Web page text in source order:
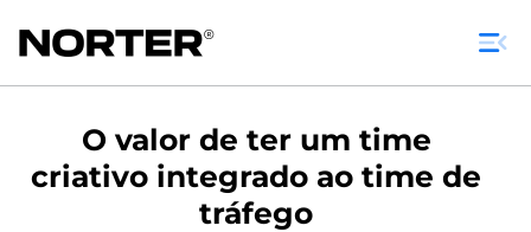
O valor de ter um time
criativo integrado ao time de
tráfego